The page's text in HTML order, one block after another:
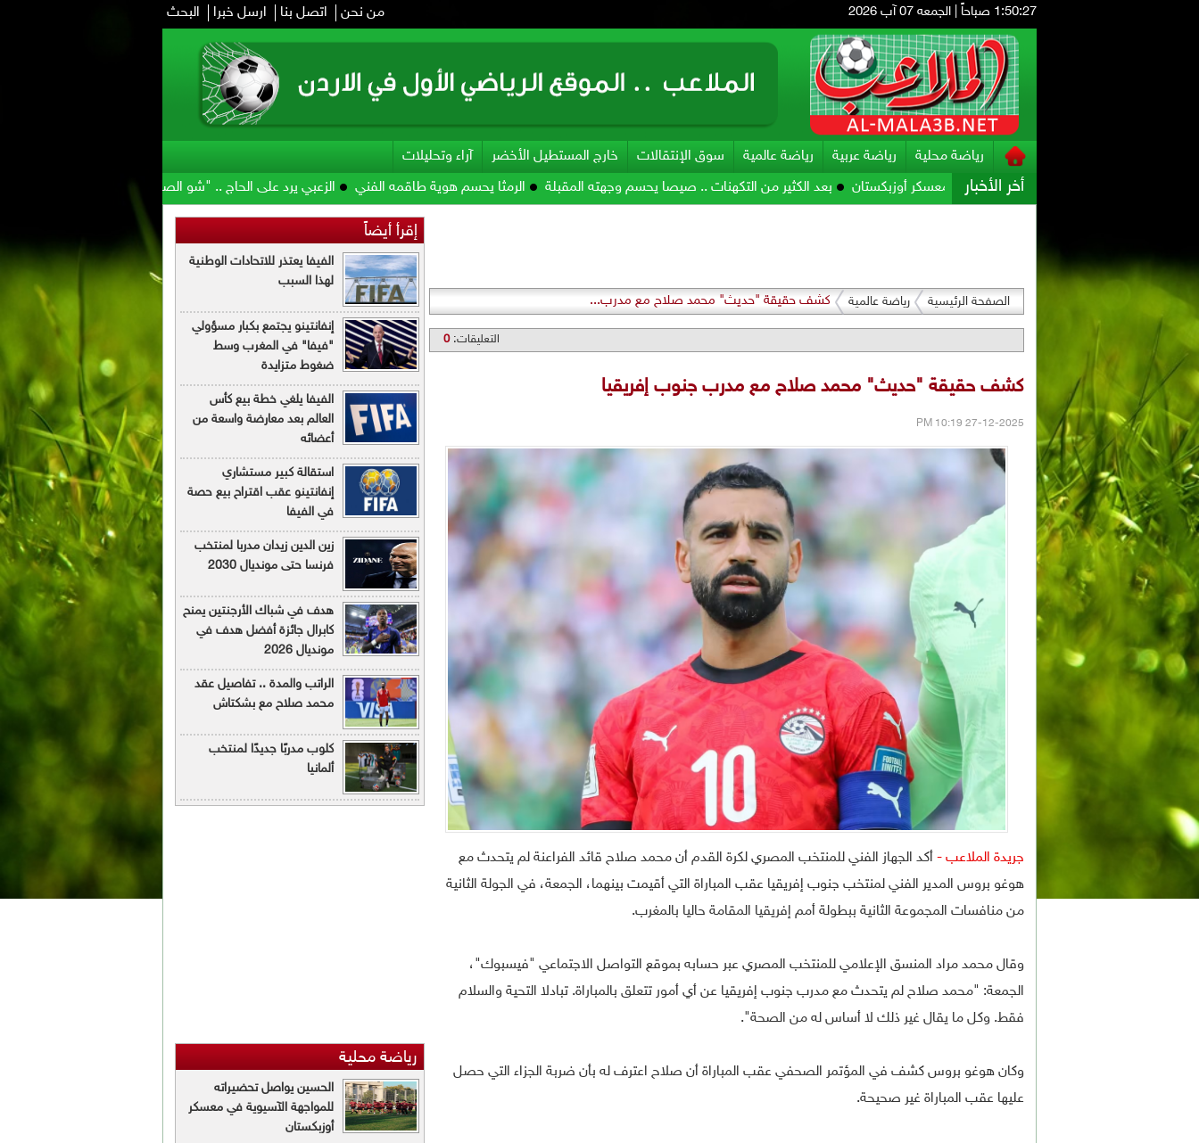
1:50:28 صباحاً الجمعه 07 آب 2026 من نحن اتصل بنا ارسل خبرا البحث
رياضة محلية رياضة عربية رياضة عالمية سوق الإنتقالات خارج المستطيل الأخضر آراء وتحليلات
أخر الأخبار
للمواجهة الآسيوية في معسكر أوزبكستان بعد الكثير من التكهنات .. صيصا يحسم وجهته المقبلة الرمثا يحسم هوية طاقمه الفني الزعبي يرد على الحاج .. "شو الصوص وشو مرقته"
الصفحة الرئيسية رياضة عالمية كشف حقيقة "حديث" محمد صلاح مع مدرب...
التعليقات:0
كشف حقيقة "حديث" محمد صلاح مع مدرب جنوب إفريقيا
27-12-2025 10:19 PM
جريدة الملاعب - أكد الجهاز الفني للمنتخب المصري لكرة القدم أن محمد صلاح قائد الفراعنة لم يتحدث مع
هوغو بروس المدير الفني لمنتخب جنوب إفريقيا عقب المباراة التي أقيمت بينهما، الجمعة، في الجولة الثانية
من منافسات المجموعة الثانية ببطولة أمم إفريقيا المقامة حاليا بالمغرب.
وقال محمد مراد المنسق الإعلامي للمنتخب المصري عبر حسابه بموقع التواصل الاجتماعي "فيسبوك"،
الجمعة: "محمد صلاح لم يتحدث مع مدرب جنوب إفريقيا عن أي أمور تتعلق بالمباراة. تبادلا التحية والسلام
فقط. وكل ما يقال غير ذلك لا أساس له من الصحة".
وكان هوغو بروس كشف في المؤتمر الصحفي عقب المباراة أن صلاح اعترف له بأن ضربة الجزاء التي حصل
عليها عقب المباراة غير صحيحة.
إقرأ أيضاً
الفيفا يعتذر للاتحادات الوطنية
لهذا السبب
إنفانتينو يجتمع بكبار مسؤولي
"فيفا" في المغرب وسط
ضغوط متزايدة
الفيفا يلغي خطة بيع كأس
العالم بعد معارضة واسعة من
أعضائه
استقالة كبير مستشاري
إنفانتينو عقب اقتراح بيع حصة
في الفيفا
زين الدين زيدان مدربا لمنتخب
فرنسا حتى مونديال 2030
هدف في شباك الأرجنتين يمنح
كابرال جائزة أفضل هدف في
مونديال 2026
الراتب والمدة .. تفاصيل عقد
محمد صلاح مع بشكتاش
كلوب مدربًا جديدًا لمنتخب
ألمانيا
رياضة محلية
الحسين يواصل تحضيراته
للمواجهة الآسيوية في معسكر
أوزبكستان